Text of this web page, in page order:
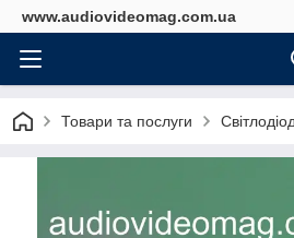
www.audiovideomag.com.ua
Товари та послуги